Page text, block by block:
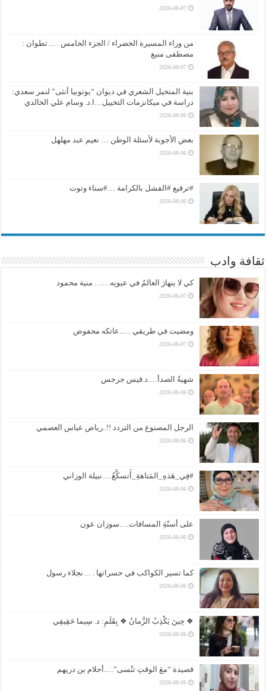
2026-08-07
من وراء المسيرة الخضراء / الجزء الخامس …. تطوان :
مصطفى منيغ
2026-08-07
بنية المتخيل الشعري في ديوان “يوتوبيا أنثى” لنمر سعدي:
دراسة في ميكانزمات التخييل…ا.د. وسام علي الخالدي
2026-08-06
بعض الأجوبة لأسئلة الوطن … نعيم عبد مهلهل
2026-08-06
#ترقيع #الفشل بالكرامة …#سناء وتوت
2026-08-06
ثقافة وادب
كي لا ينهارَ العالمُ في عيونِه…… منية محمود
2026-08-07
ومضيت في طريقي …..عاتكه محفوض
2026-08-07
شهيةُ الصدأ….د.قيس جرجس
2026-08-06
الرجل المصنوع من التردد !!..رياض عباس العصمي
2026-08-06
#فِي_هَذهِ_المَتاهةِ_أَتسكَّعُ….نبيلة الوزاني
2026-08-06
على أسنّةِ المسافات….سوزان عون
2026-08-06
كما تسير الكواكب في حسراتها . …نجلاء رسول
2026-08-06
❖ حِينَ يَكْذِبُ الزَّمانُ ❖ بِقَلَمِ: د. سِيما حَقِيقِي
2026-08-06
قصيدة “معَ الوقتِ تنْسى”….أحلام بن دريهم
2026-08-06